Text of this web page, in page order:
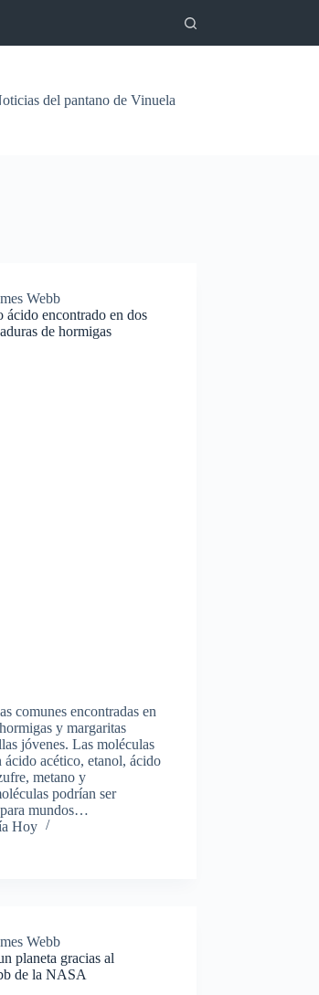
del pantano de Vinuela
Webb
ácido encontrado en dos
de hormigas
comunes encontradas en
y margaritas
jóvenes. Las moléculas
ácido acético, etanol, ácido
metano y
podrían ser
mundos…
Hoy
Webb
planeta gracias al
de la NASA